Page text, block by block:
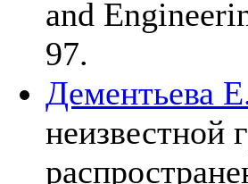
and
97.
Дементьева
неизвестной